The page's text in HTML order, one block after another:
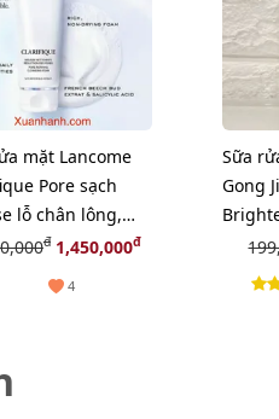
mặt Lancome
Pore sạch
lỗ chân lông,
da - 125ml (New)
đ1,450,000đ
4
Sữa
Gong
tươi